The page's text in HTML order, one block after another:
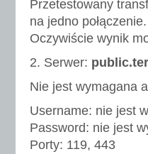
Przetestowany
na jedno
Oczywiście wynik
2. Serwer:
Nie jest wymagana
Username: nie jest
Password: nie jest
Porty: 119, 443